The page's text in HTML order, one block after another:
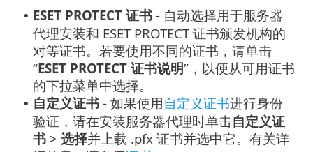
• ESET PROTECT 证书 - 自动选择用于服务器
代理安装和 ESET PROTECT 证书颁发机构的
对等证书。若要使用不同的证书，请单击
“ESET PROTECT 证书说明”，以便从可用证书
的下拉菜单中选择。
• 自定义证书 - 如果使用自定义证书进行身份
验证，请在安装服务器代理时单击自定义证
书 > 选择并上载 .pfx 证书并选中它。有关详